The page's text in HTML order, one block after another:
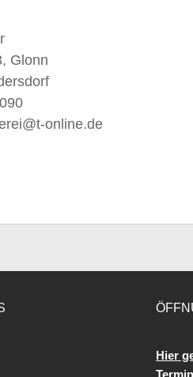
Glonn
online.de
Hier